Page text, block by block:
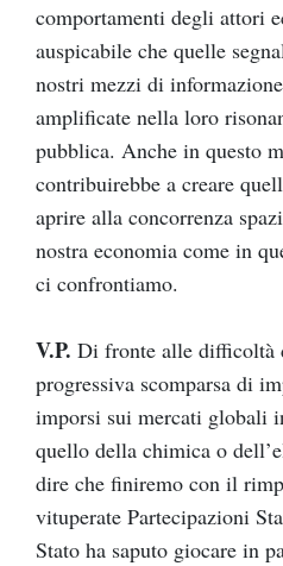
comportamenti degli attori
auspicabile che quelle
nostri mezzi di
amplificate nella loro
pubblica. Anche in questo
contribuirebbe a creare
aprire alla concorrenza
nostra economia come in
ci confrontiamo.
V.P. Di fronte alle difficoltà
progressiva scomparsa di
imporsi sui mercati globali
quello della chimica o
dire che finiremo con il
vituperate Partecipazioni
Stato ha saputo giocare in